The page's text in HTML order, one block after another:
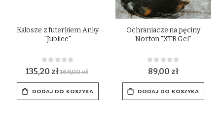
Kalosze z futerkiem Anky
"Jubilee"
Rating:
0%
135,20 zł169,00 zł
DODAJ DO KOSZYKA
Ochraniacze na pęciny
Norton "XTR Gel"
Rating:
0%
89,00 zł
DODAJ DO KOSZYKA